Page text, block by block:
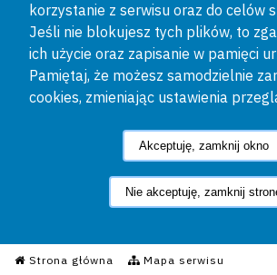
korzystanie z serwisu oraz do celów
Jeśli nie blokujesz tych plików, to
ich użycie oraz zapisanie w pamięci
Pamiętaj, że możesz samodzielnie
cookies, zmieniając ustawienia
Akceptuję, zamknij okno
Nie akceptuję, zamknij
Strona główna Mapa serwisu
Informacyjny